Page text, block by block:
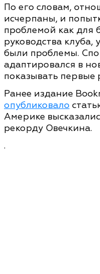
По его словам,
исчерпаны, и
проблемой как для
руководства клуба,
были проблемы.
адаптировался в
показывать первые
Ранее издание
опубликовало
Америке
рекорду Овечкина.
.